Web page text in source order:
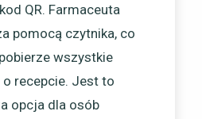
QR. Farmaceuta
pomocą czytnika, co
wszystkie
o recepcie. Jest to
opcja dla osób